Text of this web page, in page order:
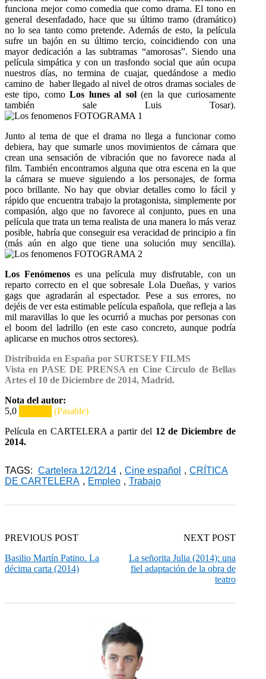
funciona mejor como comedia que como drama. El tono en
general desenfadado, hace que su último tramo (dramático)
no lo sea tanto como pretende. Además de esto, la película
sufre un bajón en su último tercio, coincidiendo con una
mayor dedicación a las subtramas “amorosas”. Siendo una
película simpática y con un trasfondo social que aún ocupa
nuestros días, no termina de cuajar, quedándose a medio
camino de haber llegado al nivel de otros dramas sociales de
este tipo, comoLos lunes al sol(en la que curiosamente
también sale Luis Tosar).
Junto al tema de que el drama no llega a funcionar como
debiera, hay que sumarle unos movimientos de cámara que
crean una sensación de vibración que no favorece nada al
film. También encontramos alguna que otra escena en la que
la cámara se mueve siguiendo a los personajes, de forma
poco brillante. No hay que obviar detalles como lo fácil y
rápido que encuentra trabajo la protagonista, simplemente por
compasión, algo que no favorece al conjunto, pues en una
película que trata un tema realista de una manera lo más veraz
posible, habría que conseguir esa veracidad de principio a fin
(más aún en algo que tiene una solución muy sencilla).
Los Fenómenos es una película muy disfrutable, con un
reparto correcto en el que sobresale Lola Dueñas, y varios
gags que agradarán al espectador. Pese a sus errores, no
dejéis de ver esta estimable película española, que refleja a las
mil maravillas lo que les ocurrió a muchas por personas con
el boom del ladrillo (en este caso concreto, aunque podría
aplicarse en muchos otros sectores).
Distribuida en España por SURTSEY FILMS
Vista en PASE DE PRENSA en Cine Círculo de Bellas
Artes el 10 de Diciembre de 2014, Madrid.
Nota del autor:
5,0
█████ (Pasable)
Película en CARTELERA a partir del 12 de Diciembre de
2014.
TAGS: Cartelera 12/12/14 , Cine español , CRÍTICA
DE CARTELERA , Empleo , Trabajo
PREVIOUS POST
Basilio Martín Patino. La
décima carta (2014)
NEXT POST
La señorita Julia (2014): una
fiel adaptación de la obra de
teatro